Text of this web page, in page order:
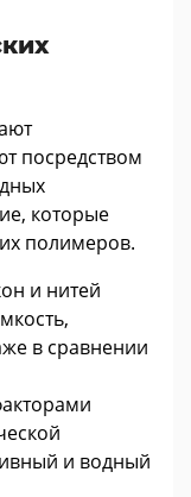
посредством
которые
полимеров.
и нитей
в сравнении
и водный